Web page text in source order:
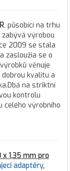
, působící na trhu
zabývá výrobou
2009 se stala
zasloužia se o
věnuje
dobrou kvalitu a
na striktní
kontrolu
celého výrobního
x 1,35 mm pro
adaptéry,